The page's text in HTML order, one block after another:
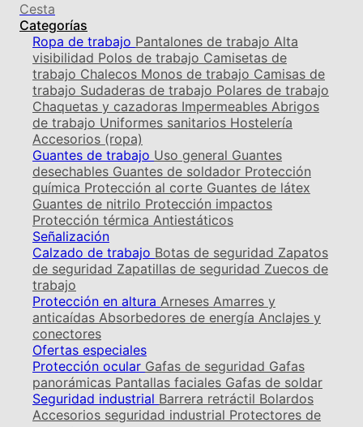
Cesta
Categorías
Ropa de trabajo Pantalones de trabajo Alta
visibilidad Polos de trabajo Camisetas de
trabajo Chalecos Monos de trabajo Camisas de
trabajo Sudaderas de trabajo Polares de trabajo
Chaquetas y cazadoras Impermeables Abrigos
de trabajo Uniformes sanitarios Hostelería
Accesorios (ropa)
Guantes de trabajo Uso general Guantes
desechables Guantes de soldador Protección
química Protección al corte Guantes de látex
Guantes de nitrilo Protección impactos
Protección térmica Antiestáticos
Señalización
Calzado de trabajo Botas de seguridad Zapatos
de seguridad Zapatillas de seguridad Zuecos de
trabajo
Protección en altura Arneses Amarres y
anticaídas Absorbedores de energía Anclajes y
conectores
Ofertas especiales
Protección ocular Gafas de seguridad Gafas
panorámicas Pantallas faciales Gafas de soldar
Seguridad industrial Barrera retráctil Bolardos
Accesorios seguridad industrial Protectores de